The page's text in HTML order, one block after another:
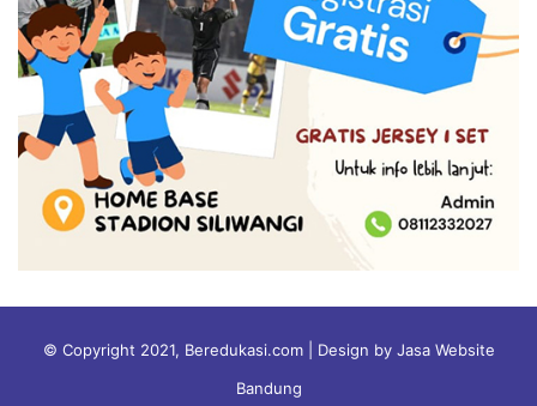
© Copyright 2021, Beredukasi.com | Design by Jasa Website
Bandung